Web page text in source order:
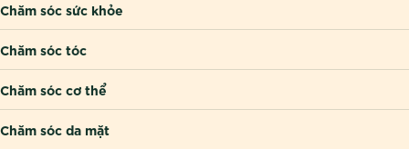
Chăm sóc sức khỏe
Chăm sóc tóc
Chăm sóc cơ thể
Chăm sóc da mặt